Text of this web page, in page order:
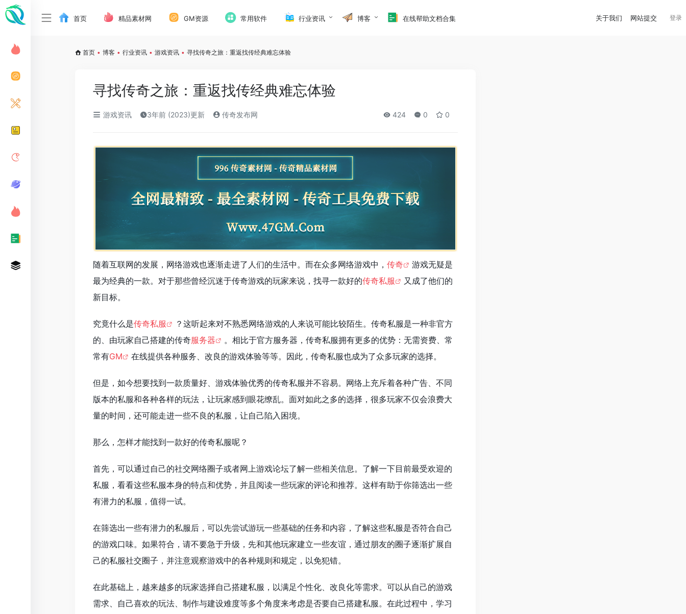
首页 精品素材网 GM资源 常用软件 行业资讯 博客 在线帮助文档合集 关于我们 网站提交 登录
首页 • 博客 • 行业资讯 • 游戏资讯 • 寻找传奇之旅：重返找传经典难忘体验
寻找传奇之旅：重返找传经典难忘体验
游戏资讯 3年前 (2023)更新 传奇发布网 424 0 0
随着互联网的发展，网络游戏也逐渐走进了人们的生活中。而在众多网络游戏中， 传奇
游戏无疑是
最为经典的一款。对于那些曾经沉迷于传奇游戏的玩家来说，找寻一款好的传奇私服
又成了他们的
新目标。
究竟什么是传奇私服
？这听起来对不熟悉网络游戏的人来说可能比较陌生。传奇私服是一种非官方
的、由玩家自己搭建的传奇服务器
。相比于官方服务器，传奇私服拥有更多的优势：无需资费、常
常有GM 在线提供各种服务、改良的游戏体验等等。因此，传奇私服也成为了众多玩家的选择。
但是，如今想要找到一款质量好、游戏体验优秀的传奇私服并不容易。网络上充斥着各种广告、不同
版本的私服和各种各样的玩法，让玩家感到眼花缭乱。面对如此之多的选择，很多玩家不仅会浪费大
量的时间，还可能走进一些不良的私服，让自己陷入困境。
那么，怎样才能找到一款好的传奇私服呢？
首先，可以通过自己的社交网络圈子或者网上游戏论坛了解一些相关信息。了解一下目前最受欢迎的
私服，看看这些私服本身的特点和优势，并且阅读一些玩家的评论和推荐。这样有助于你筛选出一些
有潜力的私服，值得一试。
在筛选出一些有潜力的私服后，可以先尝试游玩一些基础的任务和内容，了解这些私服是否符合自己
的游戏口味。如果符合，请不要急于升级，先和其他玩家建立一些友谊，通过朋友的圈子逐渐扩展自
己的私服社交圈子，并注意观察游戏中的各种规则和规定，以免犯错。
在此基础上，越来越多的玩家选择自己搭建私服，以满足个性化、改良化等需求。可以从自己的游戏
需求、自己喜欢的玩法、制作与建设难度等多个角度来考虑是否要自己搭建私服。在此过程中，学习